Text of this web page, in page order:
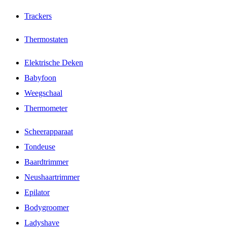
Trackers
Thermostaten
Elektrische Deken
Babyfoon
Weegschaal
Thermometer
Scheerapparaat
Tondeuse
Baardtrimmer
Neushaartrimmer
Epilator
Bodygroomer
Ladyshave